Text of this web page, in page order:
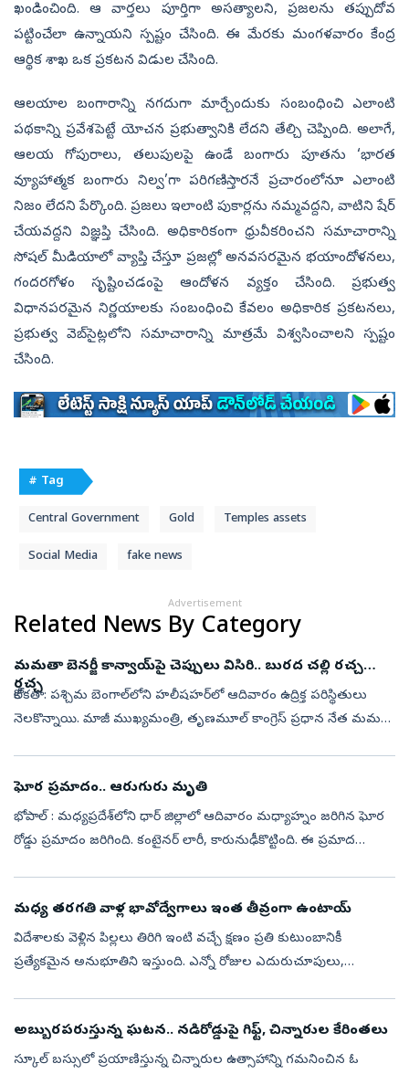
ఖండించింది. ఆ వార్తలు పూర్తిగా అసత్యాలని, ప్రజలను తప్పుదోవ
పట్టించేలా ఉన్నాయని స్పష్టం చేసింది. ఈ మేరకు మంగళవారం కేంద్ర
ఆర్థిక శాఖ ఒక ప్రకటన విడుల చేసింది.
ఆలయాల బంగారాన్ని నగదుగా మార్చేందుకు సంబంధించి ఎలాంటి
పథకాన్ని ప్రవేశపెట్టే యోచన ప్రభుత్వానికి లేదని తేల్చి చెప్పింది. అలాగే,
ఆలయ గోపురాలు, తలుపులపై ఉండే బంగారు పూతను ‘భారత
వ్యూహాత్మక బంగారు నిల్వ’గా పరిగణిస్తారనే ప్రచారంలోనూ ఎలాంటి
నిజం లేదని పేర్కొంది. ప్రజలు ఇలాంటి పుకార్లను నమ్మవద్దని, వాటిని షేర్‌
చేయవద్దని విజ్ఞప్తి చేసింది. అధికారికంగా ధ్రువీకరించని సమాచారాన్ని
సోషల్‌ మీడియాలో వ్యాప్తి చేస్తూ ప్రజల్లో అనవసరమైన భయాందోళనలు,
గందరగోళం సృష్టించడంపై ఆందోళన వ్యక్తం చేసింది. ప్రభుత్వ
విధానపరమైన నిర్ణయాలకు సంబంధించి కేవలం అధికారిక ప్రకటనలు,
ప్రభుత్వ వెబ్‌సైట్లలోని సమాచారాన్ని మాత్రమే విశ్వసించాలని స్పష్టం
చేసింది.
# Tag
Central Government Gold Temples assets
Social Media fake news
Advertisement
Related News By Category
మమతా బెనర్జీ కాన్వాయ్‌పై చెప్పులు విసిరి.. బురద చల్లి రచ్చ
రచ్చ
కోల్‌కతా: పశ్చిమ బెంగాల్‌లోని హలీషహర్‌లో ఆదివారం ఉద్రిక్త పరిస్థితులు
నెలకొన్నాయి. మాజీ ముఖ్యమంత్రి, తృణమూల్ కాంగ్రెస్‌ ప్రధాన నేత మమతా
ఘోర ‍ప్రమాదం.. ఆరుగురు మృతి
భోపాల్ : మధ్యప్రదేశ్‌లోని ధార్ జిల్లాలో ఆదివారం మధ్యాహ్నం జరిగిన ఘోర
రోడ్డు ప్రమాదం జరిగింది. కంటైనర్ లారీ, కారునుఢీకొట్టింది. ఈ ప్రమాద
మధ్య తరగతి వాళ్ల భావోద్వేగాలు ఇంత తీవ్రంగా ఉంటాయ్‌
విదేశాలకు వెళ్లిన పిల్లలు తిరిగి ఇంటి వచ్చే క్షణం ప్రతి కుటుంబానికీ
ప్రత్యేకమైన అనుభూతిని ఇస్తుంది. ఎన్నో రోజుల ఎదురుచూపులు,
అబ్బురపరుస్తున్న ఘటన.. నడిరోడ్డుపై గిఫ్ట్‌, చిన్నారుల కేరింతలు
స్కూల్ బస్సులో ప్రయాణిస్తున్న చిన్నారుల ఉత్సాహాన్ని గమనించిన ఓ